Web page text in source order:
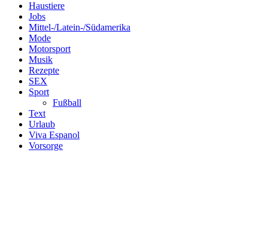
Haustiere
Jobs
Mittel-/Latein-/Südamerika
Mode
Motorsport
Musik
Rezepte
SEX
Sport
Fußball
Text
Urlaub
Viva Espanol
Vorsorge